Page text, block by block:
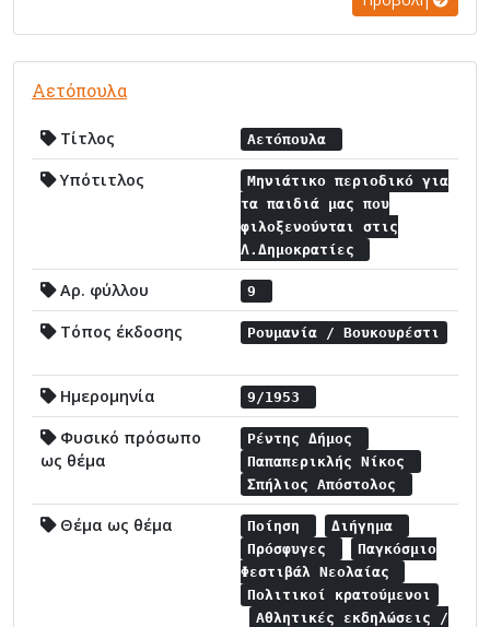
Αετόπουλα
Τίτλος Αετόπουλα
Υπότιτλος
Μηνιάτικο περιοδικό για
τα παιδιά μας που
φιλοξενούνται στις
Λ.Δημοκρατίες
Αρ. φύλλου 9
Τόπος έκδοσης Ρουμανία / Βουκουρέστι
Ημερομηνία 9/1953
Φυσικό πρόσωπο
ως θέμα
Ρέντης Δήμος
Παπαπερικλής Νίκος
Σπήλιος Απόστολος
Θέμα ως θέμα Ποίηση
Διήγημα
Πρόσφυγες
Παγκόσμιο
Φεστιβάλ Νεολαίας
Πολιτικοί κρατούμενοι
Αθλητικές εκδηλώσεις /